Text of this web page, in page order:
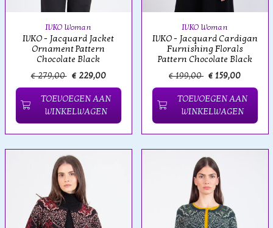
IVKO Woman
IVKO - Jacquard Jacket
Ornament Pattern
Chocolate Black
€ 279,00 € 229,00
TOEVOEGEN AAN
WINKELWAGEN
IVKO Woman
IVKO - Jacquard Cardigan
Furnishing Florals
Pattern Chocolate Black
€ 199,00 € 159,00
TOEVOEGEN AAN
WINKELWAGEN